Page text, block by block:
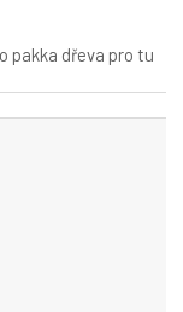
pakka dřeva pro tu